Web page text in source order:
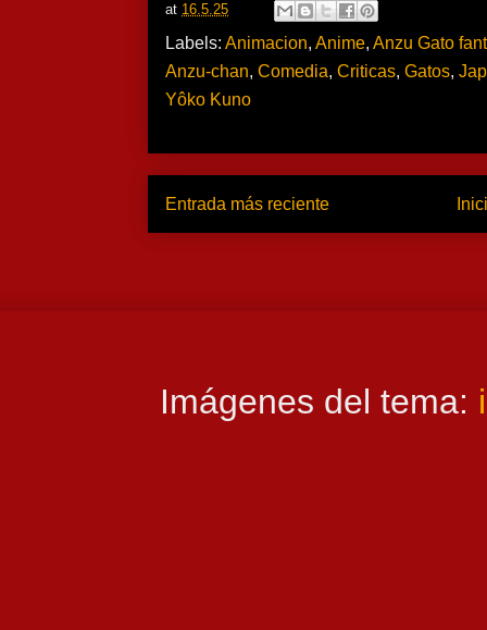
at 16.5.25
Labels: Animacion, Anime, Anzu Gato
Anzu-chan, Comedia, Criticas, Gatos,
Yôko Kuno
Entrada más reciente
Imágenes del tema: